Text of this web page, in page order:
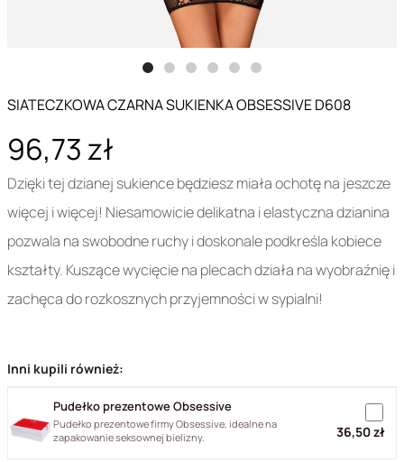
SIATECZKOWA CZARNA SUKIENKA OBSESSIVE D608
96,73 zł
Dzięki tej dzianej sukience będziesz miała ochotę na jeszcze
więcej i więcej! Niesamowicie delikatna i elastyczna dzianina
pozwala na swobodne ruchy i doskonale podkreśla kobiece
kształty. Kuszące wycięcie na plecach działa na wyobraźnię i
zachęca do rozkosznych przyjemności w sypialni!
Inni kupili również:
Pudełko prezentowe Obsessive
Pudełko prezentowe firmy Obsessive, idealne na
zapakowanie seksownej bielizny.
36,50 zł